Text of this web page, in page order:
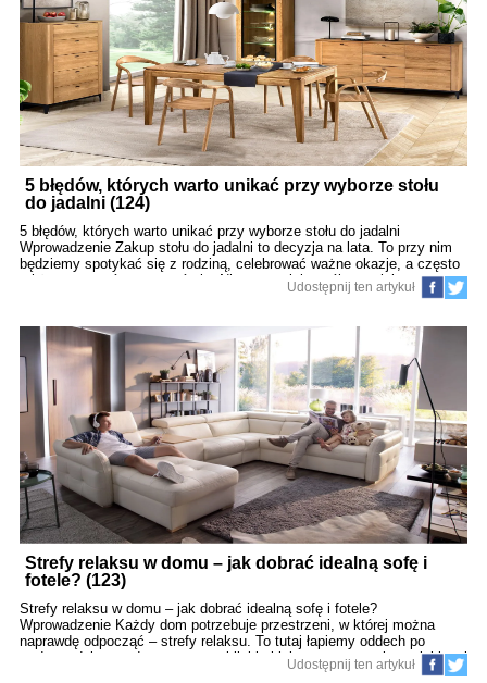
Estetyka utrzymana przez lata, Wpływ na środowisko – mniej
odpadów. Solidne meble to inwestycja w jakość życia i świadome
podejście do konsumpcji. 2. Materiały – fundament trwa
5 błędów, których warto unikać przy wyborze stołu
do jadalni (124)
5 błędów, których warto unikać przy wyborze stołu do jadalni
Wprowadzenie Zakup stołu do jadalni to decyzja na lata. To przy nim
będziemy spotykać się z rodziną, celebrować ważne okazje, a często
także pracować czy uczyć się. Niestety, wiele osób popełnia
podstawowe błędy przy wyborze tego kluczowego mebla, które mogą
do przestrzeni. W tym artykule opiszemy 5 najczęstszych błędów i
podpowiemy, jak ich uniknąć, by stół do jadalni był inwestycją, która
codziennie przynosi satysfakcję. 1. Błąd pierwszy: Zły rozmiar stołu
1.1. Niedostosowanie wielkości do przestrzeni Kupując stół, łatwo
wpaść w pułapkę zachwytu nad pięknym, ale zbyt dużym lub zbyt
małym modelem. Jeśli stół jest za duży: Zagraci przestrzeń, Utrudni
poruszanie się po jadalni, Spr
Udostępnij ten artykuł
Strefy relaksu w domu – jak dobrać idealną sofę i
fotele? (123)
Strefy relaksu w domu – jak dobrać idealną sofę i fotele?
Wprowadzenie Każdy dom potrzebuje przestrzeni, w której można
naprawdę odpocząć – strefy relaksu. To tutaj łapiemy oddech po
trudnym dniu, spędzamy czas z bliskimi lub zanurzamy się w ulubionej
książce. Kluczowym elementem tej przestrzeni są wygodne,
Udostępnij ten artykuł